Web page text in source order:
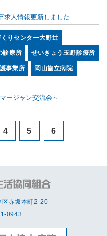
求人情報更新しました
りセンター大野辻
診療所 せいきょう玉野診療所
事業所 岡山協立病院
ージャン交流会～
4 5 6
赤坂本町2-20
0943